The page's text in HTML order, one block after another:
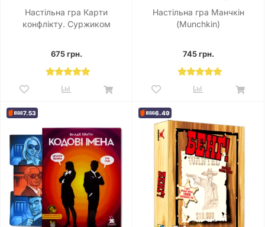
Настільна гра Карти
конфлікту. Суржиком
675 грн.
Настільна гра Манчкін
(Munchkin)
745 грн.
7.53 6.49